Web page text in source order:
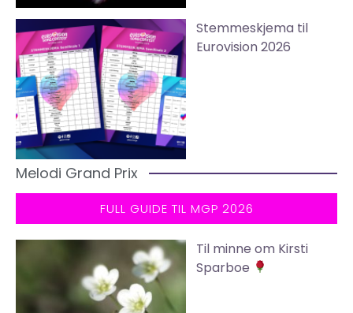
Stemmeskjema til
Eurovision 2026
Melodi Grand Prix
FULL GUIDE TIL MGP 2026
Til minne om Kirsti
Sparboe